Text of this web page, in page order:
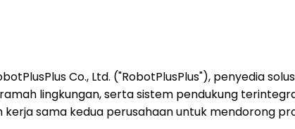
Co., Ltd. ("RobotPlusPlus"), penyedia
ramah lingkungan, serta sistem pendukung
sama kedua perusahaan untuk mendorong